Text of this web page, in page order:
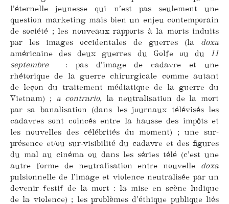
l’éternelle jeunesse qui n’est pas seulement une
question marketing mais bien un enjeu contemporain
de société ; les nouveaux rapports à la morts induits
par les images occidentales de guerres (la doxa
américaine des deux guerres du Golfe ou du 11
septembre
: pas d’image de cadavre et une
rhétorique de la guerre chirurgicale comme autant
de leçon du traitement médiatique de la guerre du
Vietnam) ; a contrario, la neutralisation de la mort
par sa banalisation (dans les journaux télévisés les
cadavres sont coincés entre la hausse des impôts et
les nouvelles des célébrités du moment) ; une sur-
présence et/ou sur-visibilité du cadavre et des figures
du mal au cinéma ou dans les séries télé (c’est une
autre forme de neutralisation entre nouvelle doxa
pulsionnelle de l’image et violence neutralisée par un
devenir festif de la mort : la mise en scène ludique
de la violence) ; les problèmes d’éthique publique liés